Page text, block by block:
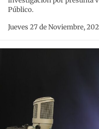
Público.
Jueves 27 de Noviembre,